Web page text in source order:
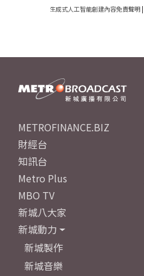
生成式人工智能創建內容免責聲明 |
METROFINANCE.BIZ
財經台
知訊台
Metro Plus
MBO TV
新城八大家
新城動力
新城製作
新城音樂